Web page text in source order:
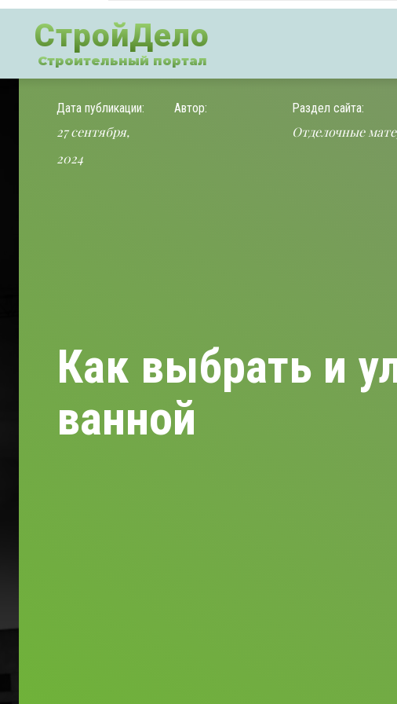
СтройДело
Строительный портал
Как выбрать и
ванной
Дата публикации:
27 сентября,
2024
Автор: Раздел сайта:
Отделочные